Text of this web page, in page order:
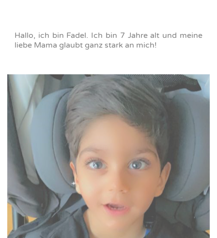
Hallo, ich bin Fadel. Ich bin 7 Jahre alt und meine
liebe Mama glaubt ganz stark an mich!